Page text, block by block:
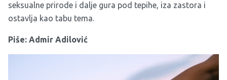
seksualne prirode i dalje gura pod tepihe, iza zastora i
ostavlja kao tabu tema.
Piše: Admir Adilović